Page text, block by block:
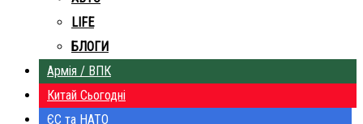
LIFE
БЛОГИ
Армія / ВПК
Китай Сьогодні
ЄС та НАТО